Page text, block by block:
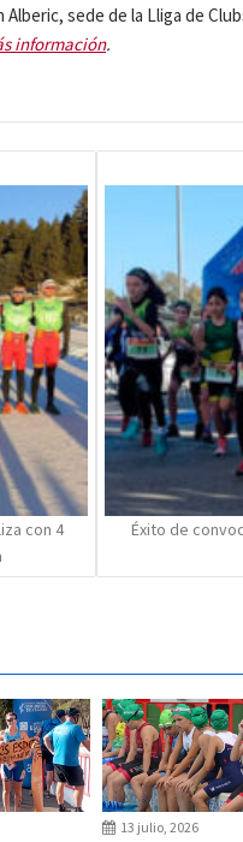
sede de la Lliga de
información.
con 4
Éxito de
13 julio, 2026